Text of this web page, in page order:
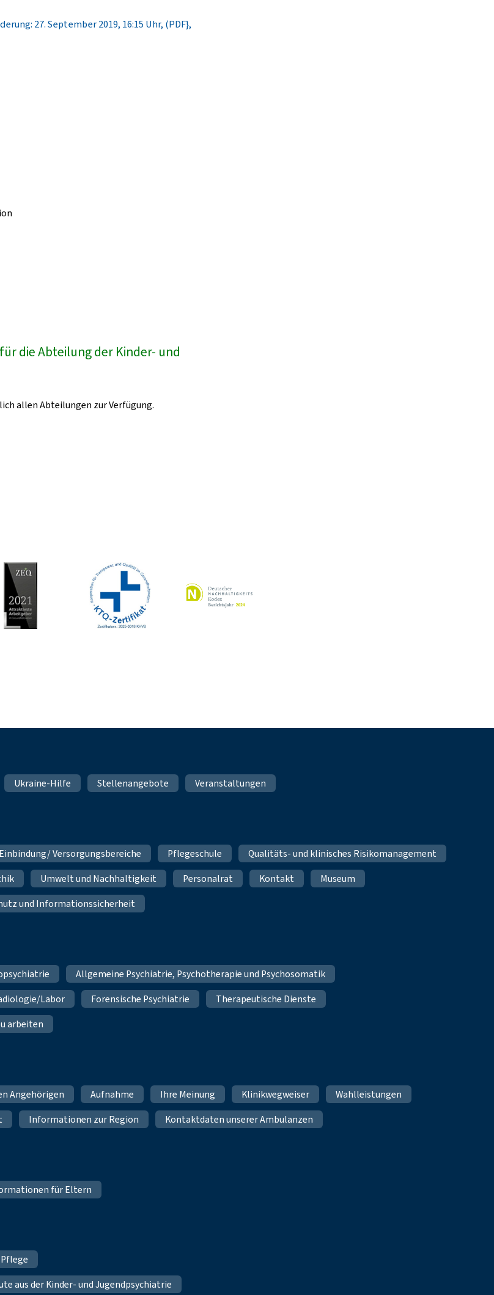
27. September 2019, 16:15 Uhr, (PDF},
die Abteilung der Kinder- und
allen Abteilungen zur Verfügung.
Ukraine-Hilfe Stellenangebote Veranstaltungen
Versorgungsbereiche Pflegeschule
Qualitäts- und klinisches Risikomanagement
Umwelt und Nachhaltigkeit Personalrat Kontakt
Museum
und Informationssicherheit
Allgemeine Psychiatrie, Psychotherapie und Psychosomatik
Labor Forensische Psychiatrie
Therapeutische Dienste
arbeiten
Angehörigen Aufnahme Ihre Meinung Klinikwegweiser
Wahlleistungen
Informationen zur Region Kontaktdaten unserer Ambulanzen
für Eltern
aus der Kinder- und Jugendpsychiatrie